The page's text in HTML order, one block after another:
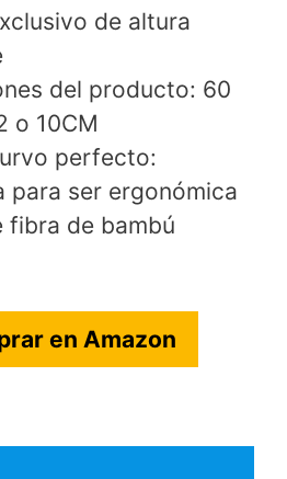
de altura
del producto: 60
o 10CM
perfecto:
para ser ergonómica
fibra de bambú
en Amazon